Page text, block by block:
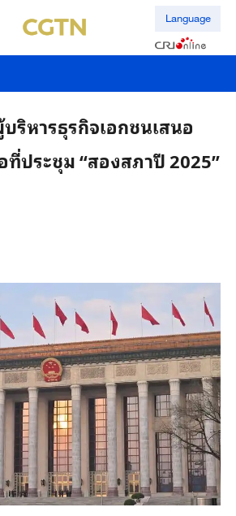
Language
ริหารธุรกิจเอกชนเสนอ
ประชุม “สองสภาปี 2025”